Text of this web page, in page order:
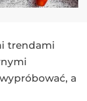
trendami
a